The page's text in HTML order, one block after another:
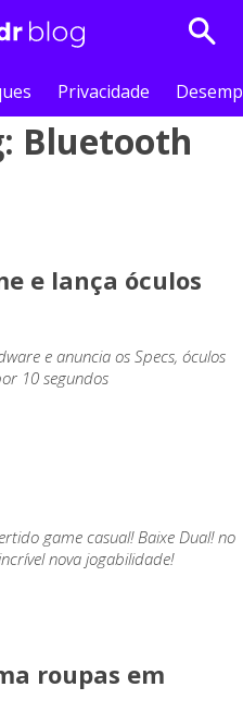
Privacidade
Bluetooth
e lança óculos
e anuncia os Specs, óculos
10 segundos
game casual! Baixe Dual! no
nova jogabilidade!
roupas em